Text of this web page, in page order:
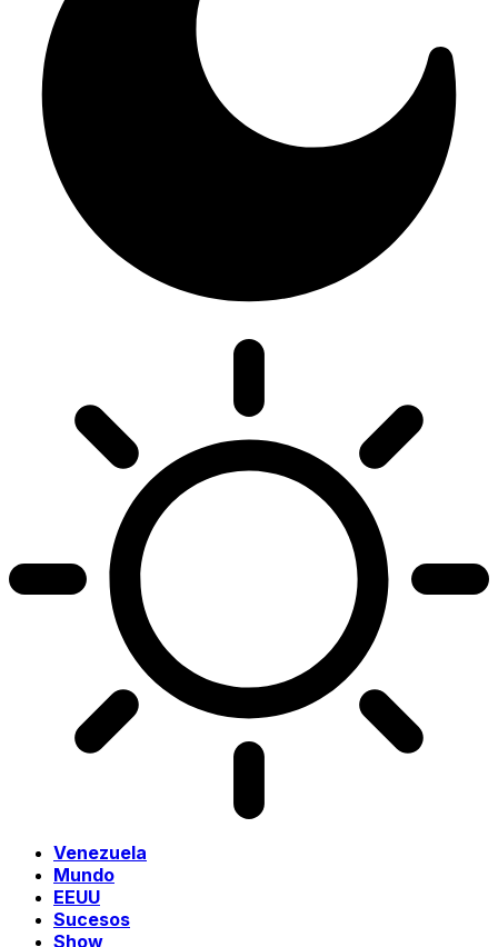
Venezuela
Mundo
EEUU
Sucesos
Show